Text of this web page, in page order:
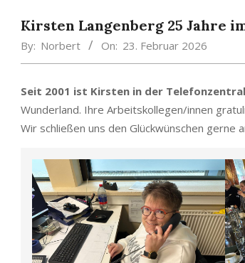
Kirsten Langenberg 25 Jahre
By: Norbert On: 23. Februar 2026
Seit 2001 ist Kirsten in der
Wunderland. Ihre Arbeitskollegen/innen
Wir schließen uns den Glückwünschen